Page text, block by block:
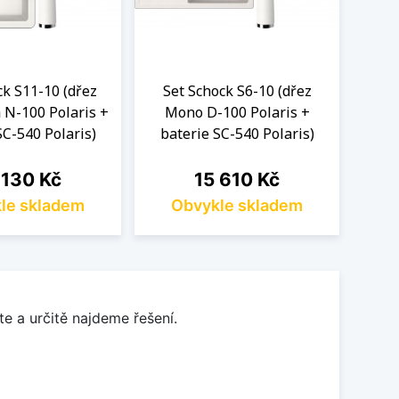
S11-10 (dřez
100 Polaris +
540 Polaris)
Kč
skladem
Set Schock S6-10 (dřez
Mono D-100 Polaris +
baterie SC-540 Polaris)
Cena
15 610 Kč
Obvykle skladem
a určitě najdeme řešení.